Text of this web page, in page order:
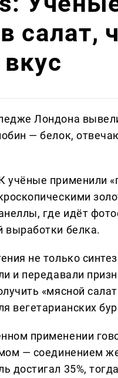
салат,
Лондона
— белок,
учёные применили
где идёт
выработки белка.
не только
и передавали
«мясной
вегетарианских
применении
— соединением
достигал 35%,